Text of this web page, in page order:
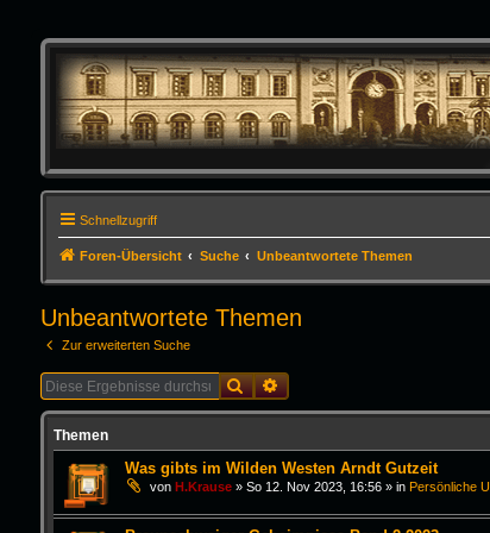
Schnellzugriff
Foren-Übersicht Suche Unbeantwortete Themen
Unbeantwortete Themen
Zur erweiterten Suche
SucheErweiterte Suche
Themen
Was gibts im Wilden Westen Arndt Gutzeit
von H.Krause» So 12. Nov 2023, 16:56» in Persönliche